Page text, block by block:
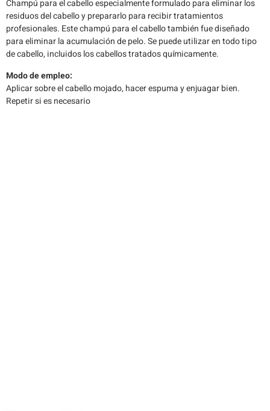
Champú para el cabello especialmente formulado para eliminar los
residuos del cabello y prepararlo para recibir tratamientos
profesionales. Este champú para el cabello también fue diseñado
para eliminar la acumulación de pelo. Se puede utilizar en todo tipo
de cabello, incluidos los cabellos tratados químicamente.
Modo de empleo:
Aplicar sobre el cabello mojado, hacer espuma y enjuagar bien.
Repetir si es necesario